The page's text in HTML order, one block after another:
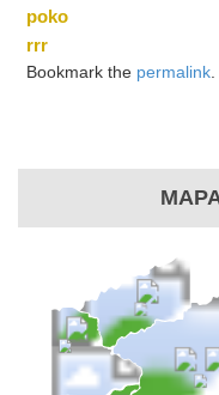
poko
rrr
Bookmark the permalink